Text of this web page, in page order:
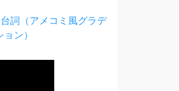
詞（アメコミ風グラデ
ン）